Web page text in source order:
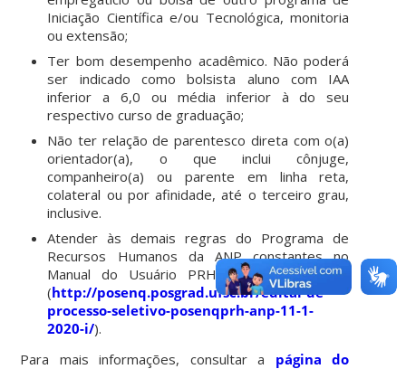
Iniciação Científica e/ou Tecnológica, monitoria
ou extensão;
Ter bom desempenho acadêmico. Não poderá
ser indicado como bolsista aluno com IAA
inferior a 6,0 ou média inferior à do seu
respectivo curso de graduação;
Não ter relação de parentesco direta com o(a)
orientador(a), o que inclui cônjuge,
companheiro(a) ou parente em linha reta,
colateral ou por afinidade, até o terceiro grau,
inclusive.
Atender às demais regras do Programa de
Recursos Humanos da ANP constantes no
Manual do Usuário PRH, disponível no link
(http://posenq.posgrad.ufsc.br/edital-de-
processo-seletivo-posenqprh-anp-11-1-
2020-i/).
Para mais informações, consultar a página do